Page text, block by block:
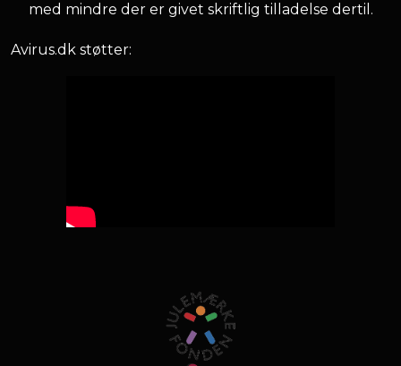
med mindre der er givet skriftlig tilladelse dertil.
Avirus.dk støtter: